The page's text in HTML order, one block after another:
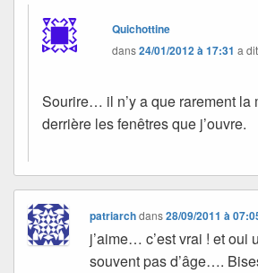
Quichottine
dans24/01/2012 à 17:31 a
Sourire… il n’y a que rarement la
derrière les fenêtres que j’ouvre.
patriarchdans28/09/2011 à
j’aime… c’est vrai ! et oui
souvent pas d’âge….